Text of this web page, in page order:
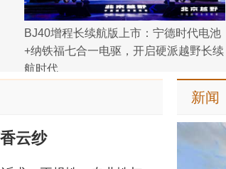
BJ40增程长续航版上市：宁德时代电池
+纳铁福七合一电驱，开启硬派越野长续
航时代
云纱
新闻